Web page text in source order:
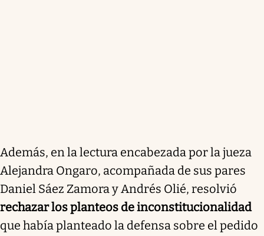
Además, en la lectura encabezada por la jueza
Alejandra Ongaro, acompañada de sus pares
Daniel Sáez Zamora y Andrés Olié, resolvió
rechazar los planteos de inconstitucionalidad
que había planteado la defensa sobre el pedido